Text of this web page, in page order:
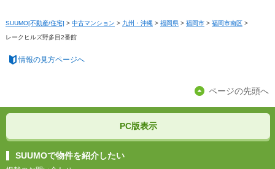
SUUMO[不動産/住宅] > 中古マンション > 九州・沖縄 > 福岡県 > 福岡市 > 福岡市南区 >
レークヒルズ野多目2番館
情報の見方ページへ
ページの先頭へ
PC版表示
SUUMOで物件を紹介したい